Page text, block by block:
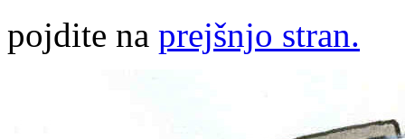
pojdite na prejšnjo stran.